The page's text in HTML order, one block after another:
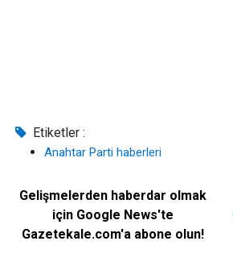
Etiketler :
Anahtar Parti haberleri
Gelişmelerden haberdar olmak
için Google News'te
Gazetekale.com'a abone olun!